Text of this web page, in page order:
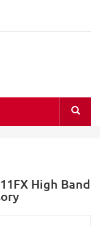
High Band